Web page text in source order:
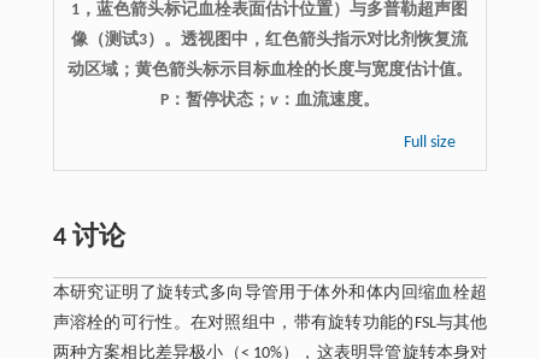
1，蓝色箭头标记血栓表面估计位置）与多普勒超声图
像（测试3）。透视图中，红色箭头指示对比剂恢复流
动区域；黄色箭头标示目标血栓的长度与宽度估计值。
P：暂停状态； v：血流速度。
Full size
4 讨论
本研究证明了旋转式多向导管用于体外和体内回缩血栓超
声溶栓的可行性。在对照组中，带有旋转功能的FSL与其他
两种方案相比差异极小（< 10%），这表明导管旋转本身对